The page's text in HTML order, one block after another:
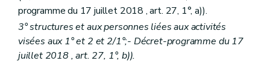
Art. D141
Sous-section 4 Instruction de la demande
Art. D142
Sous-section 5 Cotisation
Art. D143
Art. D144
programme du 17 juillet 2018 , art. 27, 1°, a)).
3° structures et aux personnes liées aux activités
visées aux 1° et 2 et 2/1°;- Décret-programme du 17
juillet 2018 , art. 27, 1°, b)).